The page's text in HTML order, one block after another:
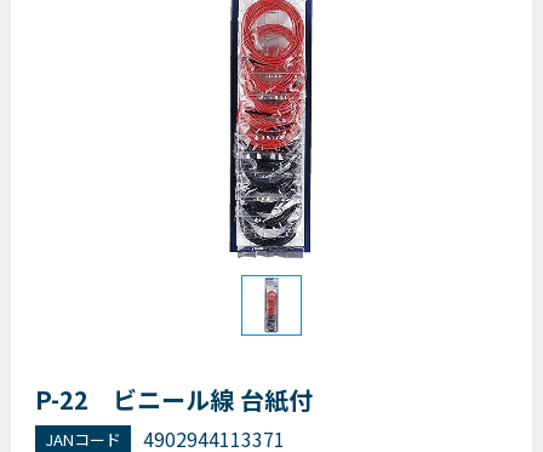
P-22 ビニール線 台紙付
JANコード
4902944113371